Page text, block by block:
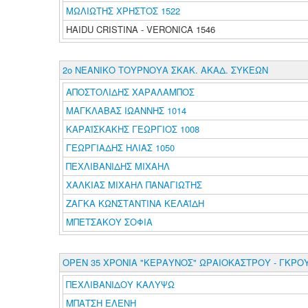
ΜΩΛΙΩΤΗΣ ΧΡΗΣΤΟΣ 1522
HAIDU CRISTINA - VERONICA 1546
2ο ΝΕΑΝΙΚΟ ΤΟΥΡΝΟΥΑ ΣΚΑΚ. ΑΚΑΔ. ΣΥΚΕΩΝ
ΑΠΟΣΤΟΛΙΔΗΣ ΧΑΡΑΛΑΜΠΟΣ
ΜΑΓΚΛΑΒΑΣ ΙΩΑΝΝΗΣ 1014
ΚΑΡΑΪΣΚΑΚΗΣ ΓΕΩΡΓΙΟΣ 1008
ΓΕΩΡΓΙΑΔΗΣ ΗΛΙΑΣ 1050
ΠΕΧΛΙΒΑΝΙΔΗΣ ΜΙΧΑΗΛ
ΧΑΛΚΙΑΣ ΜΙΧΑΗΛ ΠΑΝΑΓΙΩΤΗΣ
ΖΑΓΚΑ ΚΩΝΣΤΑΝΤΙΝΑ ΚΕΛΑΪΔΗ
ΜΠΕΤΣΑΚΟΥ ΣΟΦΙΑ
ΟΡΕΝ 35 ΧΡΟΝΙΑ "ΚΕΡΑΥΝΟΣ" ΩΡΑΙΟΚΑΣΤΡΟΥ -
ΠΕΧΛΙΒΑΝΙΔΟΥ ΚΑΛΥΨΩ
ΜΠΑΤΣΗ ΕΛΕΝΗ